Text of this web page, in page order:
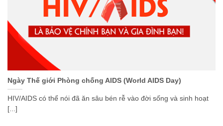
Ngày Thế giới Phòng chống AIDS (World AIDS Day)
HIV/AIDS có thể nói đã ăn sâu bén rễ vào đời sống và sinh hoạt
[...]